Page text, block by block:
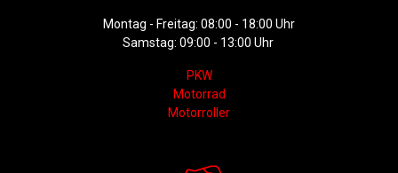
Montag - Freitag: 08:00 - 18:00 Uhr
Samstag: 09:00 - 13:00 Uhr
PKW
Motorrad
Motorroller